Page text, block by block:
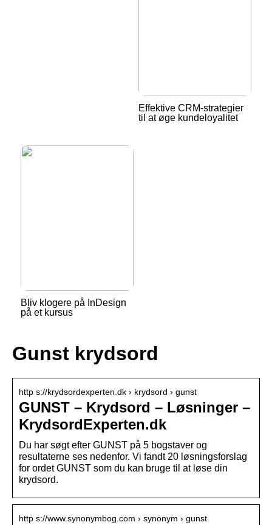
Effektive CRM-strategier
til at øge kundeloyalitet
Bliv klogere på InDesign
på et kursus
Gunst krydsord
http s://krydsordexperten.dk › krydsord › gunst
GUNST – Krydsord – Løsninger –
KrydsordExperten.dk
Du har søgt efter GUNST på 5 bogstaver og
resultaterne ses nedenfor. Vi fandt 20 løsningsforslag
for ordet GUNST som du kan bruge til at løse din
krydsord.
http s://www.synonymbog.com › synonym › gunst